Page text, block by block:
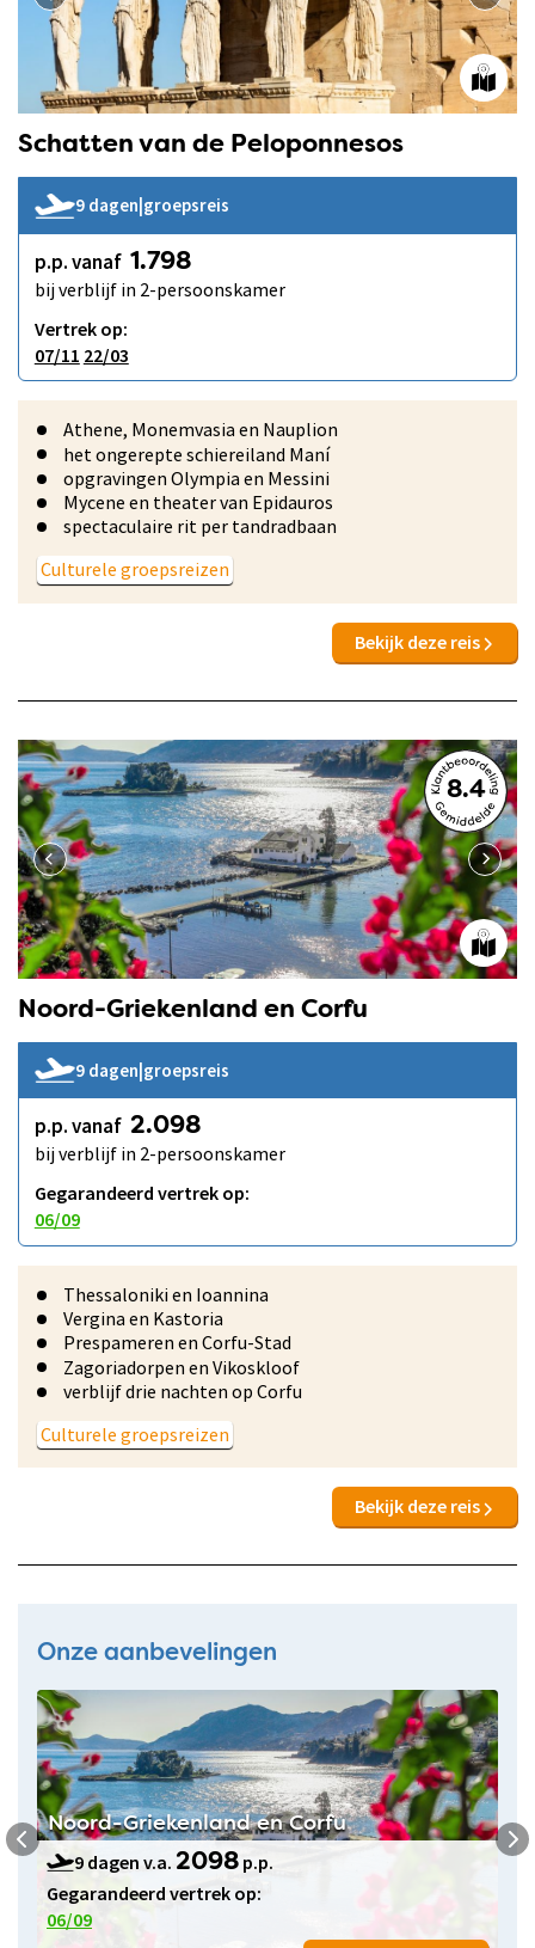
Schatten van de Peloponnesos
9 dagen groepsreis
p.p. vanaf 1.798
bij verblijf in 2-persoonskamer
Vertrek op:
07/11 22/03
Athene, Monemvasia en Nauplion
het ongerepte schiereiland Maní
opgravingen Olympia en Messini
Mycene en theater van Epidauros
spectaculaire rit per tandradbaan
Culturele groepsreizen
Bekijk deze reis
8.4
Noord-Griekenland en Corfu
9 dagen|groepsreis
p.p. vanaf 2.098
bij verblijf in 2-persoonskamer
Gegarandeerd vertrek op:
06/09
Thessaloniki en Ioannina
Vergina en Kastoria
Prespameren en Corfu-Stad
Zagoriadorpen en Vikoskloof
verblijf drie nachten op Corfu
Culturele groepsreizen
Bekijk deze reis
Onze aanbevelingen
Noord-Griekenland en Corfu
9 dagen v.a. 2098 p.p.
Gegarandeerd vertrek op:
06/09